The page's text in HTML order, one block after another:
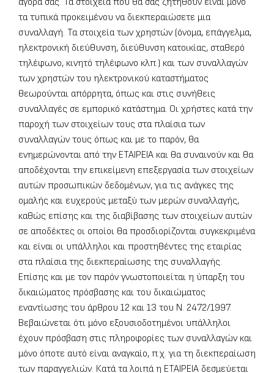
αγορά σας. Τα στοιχεία που θα σας ζητηθούν είναι μόνο
τα τυπικά προκειμένου να διεκπεραιώσετε μια
συναλλαγή. Τα στοιχεία των χρηστών (όνομα, επάγγελμα,
ηλεκτρονική διεύθυνση, διεύθυνση κατοικίας, σταθερό
τηλέφωνο, κινητό τηλέφωνο κλπ.) και των συναλλαγών
των χρηστών του ηλεκτρονικού καταστήματος
θεωρούνται απόρρητα, όπως και στις συνήθεις
συναλλαγές σε εμπορικό κατάστημα. Οι χρήστες κατά την
παροχή των στοιχείων τους στα πλαίσια των
συναλλαγών τους όπως και με το παρόν, θα
ενημερώνονται από την ΕΤΑΙΡΕΙΑ και θα συναινούν και θα
αποδέχονται την επικείμενη επεξεργασία των στοιχείων
αυτών προσωπικών δεδομένων, για τις ανάγκες της
ομαλής και ευχερούς μεταξύ των μερών συναλλαγής,
καθώς επίσης και της διαβίβασης των στοιχείων αυτών
σε αποδέκτες οι οποίοι θα προσδιορίζονται συγκεκριμένα
και είναι οι υπάλληλοι και προστηθέντες της εταιρίας
στα πλαίσια της διεκπεραίωσης της συναλλαγής.
Επίσης και με τον παρόν γνωστοποιείται η ύπαρξη του
δικαιώματος πρόσβασης και του δικαιώματος
εναντίωσης του άρθρου 12 και 13 του Ν. 2472/1997.
Βεβαιώνεται ότι μόνο εξουσιοδοτημένοι υπάλληλοι
έχουν πρόσβαση στις πληροφορίες των συναλλαγών και
μόνο όποτε αυτό είναι αναγκαίο, π.χ. για τη διεκπεραίωση
των παραγγελιών. Κατά τα λοιπά η ΕΤΑΙΡΕΙΑ δεσμεύεται